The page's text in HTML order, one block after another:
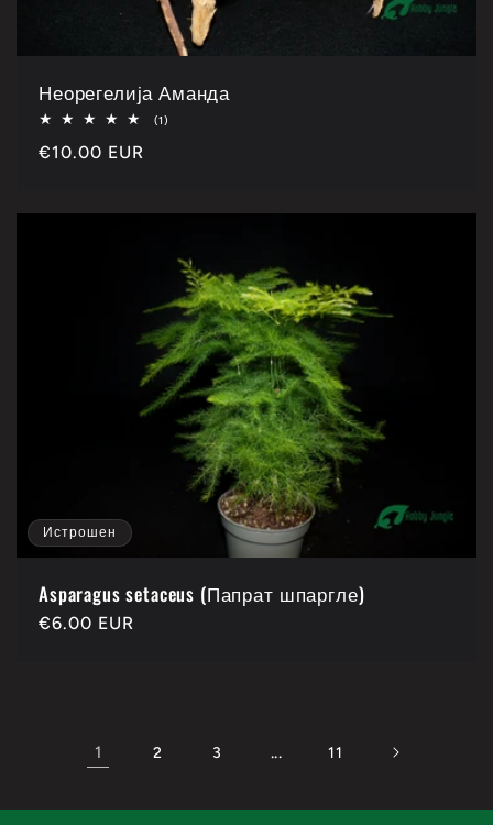
Неорегелија Аманда
(1)
Каталошка
€10.00 EUR
Истрошен
Asparagus setaceus (Папрат шпаргле)
Каталошка
€6.00 EUR
1 2 3 ... 11